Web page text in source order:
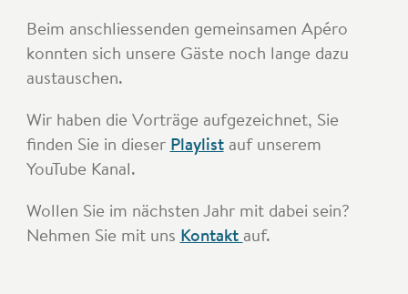
Beim anschliessenden gemeinsamen Apéro
konnten sich unsere Gäste noch lange dazu
austauschen.
Wir haben die Vorträge aufgezeichnet, Sie
finden Sie in dieser Playlistauf unserem
YouTube Kanal.
Wollen Sie im nächsten Jahr mit dabei sein?
Nehmen Sie mit uns Kontakt auf.